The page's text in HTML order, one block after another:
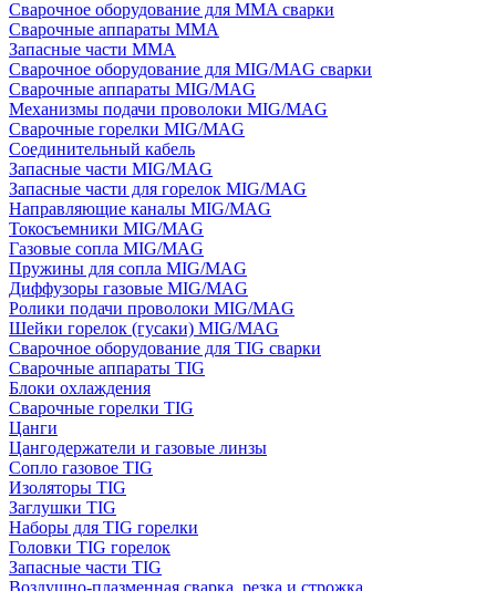
Сварочное оборудование для MMA сварки
Сварочные аппараты MMA
Запасные части MMA
Сварочное оборудование для MIG/MAG сварки
Сварочные аппараты MIG/MAG
Механизмы подачи проволоки MIG/MAG
Сварочные горелки MIG/MAG
Соединительный кабель
Запасные части MIG/MAG
Запасные части для горелок MIG/MAG
Направляющие каналы MIG/MAG
Токосъемники MIG/MAG
Газовые сопла MIG/MAG
Пружины для сопла MIG/MAG
Диффузоры газовые MIG/MAG
Ролики подачи проволоки MIG/MAG
Шейки горелок (гусаки) MIG/MAG
Сварочное оборудование для TIG сварки
Сварочные аппараты TIG
Блоки охлаждения
Сварочные горелки TIG
Цанги
Цангодержатели и газовые линзы
Сопло газовое TIG
Изоляторы TIG
Заглушки TIG
Наборы для TIG горелки
Головки TIG горелок
Запасные части TIG
Воздушно-плазменная сварка, резка и строжка